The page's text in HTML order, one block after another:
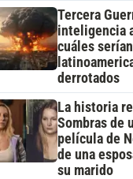
Tercera
inteligencia
cuáles
derrotados
La historia
Sombras de
película de
de una
su marido